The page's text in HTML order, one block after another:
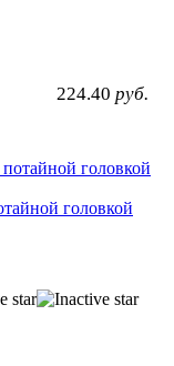
224.40 руб.
головкой